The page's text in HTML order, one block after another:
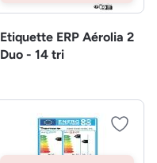
Etiquette ERP Aérolia 2
Duo - 14 tri